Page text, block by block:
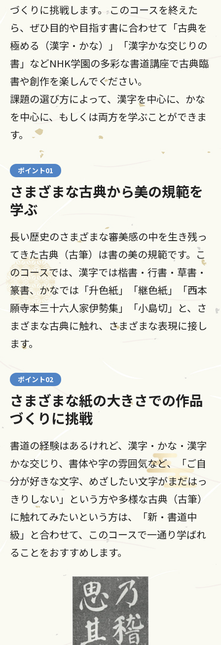
づくりに挑戦します。 このコースを終えた
ら、ぜひ目的や目指す書に合わせて「古典を
極める（漢字・かな）」「漢字かな交じりの
書」などNHK学園の多彩な書道講座で古典臨
書や創作を楽しんでください。
課題の選び方によって、漢字を中心に、かな
を中心に、もしくは両方を学ぶことができま
す。
ポイント01
さまざまな古典から美の規範を
学ぶ
長い歴史のさまざまな審美感の中を生き残っ
てきた古典（古筆）は書の美の規範です。こ
のコースでは、漢字では楷書・行書・草書・
篆書、かなでは「升色紙」「継色紙」「西本
願寺本三十六人家伊勢集」「小島切」と、さ
まざまな古典に触れ、さまざまな表現に接し
ます。
ポイント02
さまざまな紙の大きさでの作品
づくりに挑戦
書道の経験はあるけれど、漢字・かな・漢字
かな交じり、書体や字の雰囲気など、「ご自
分が好きな文字、めざしたい文字がまだはっ
きりしない」という方や多様な古典（古筆）
に触れてみたいという方は、「新・書道中
級」と合わせて、このコースで一通り学ばれ
ることをおすすめします。